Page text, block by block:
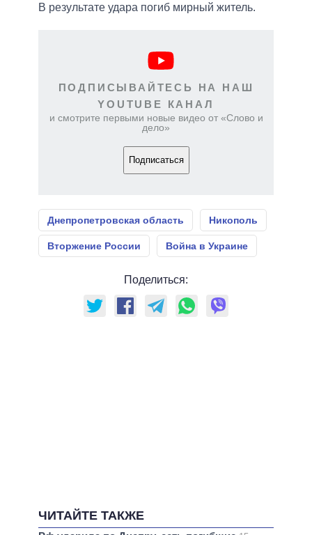
В результате удара погиб мирный житель.
ПОДПИСЫВАЙТЕСЬ НА НАШ
YOUTUBE КАНАЛ
и смотрите первыми новые видео от «Слово и
дело»
Подписаться
Днепропетровская область Никополь
Вторжение России Война в Украине
Поделиться:
ЧИТАЙТЕ ТАКЖЕ